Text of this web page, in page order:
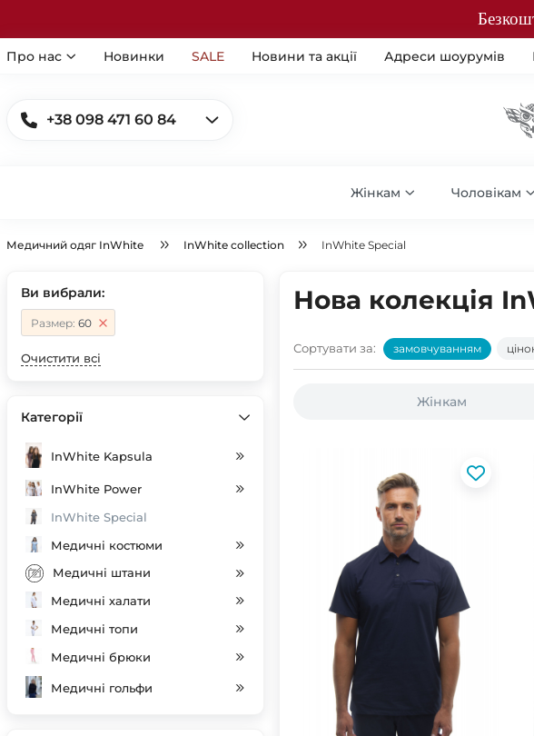
Про нас Новинки SALE Новини та акції Адреси шоурумів
+38 098 471 60 84
Жінкам Чоловікам
Медичний одяг InWhite InWhite collection InWhite Special
Ви вибрали:
Размер: 60
Очистити всі
Категорії
InWhite Kapsula
InWhite Power
InWhite Special
Медичні костюми
Медичні штани
Медичні халати
Медичні топи
Медичні брюки
Медичні гольфи
Нова колекція
Сортувати за: замовчуванням
Жінкам